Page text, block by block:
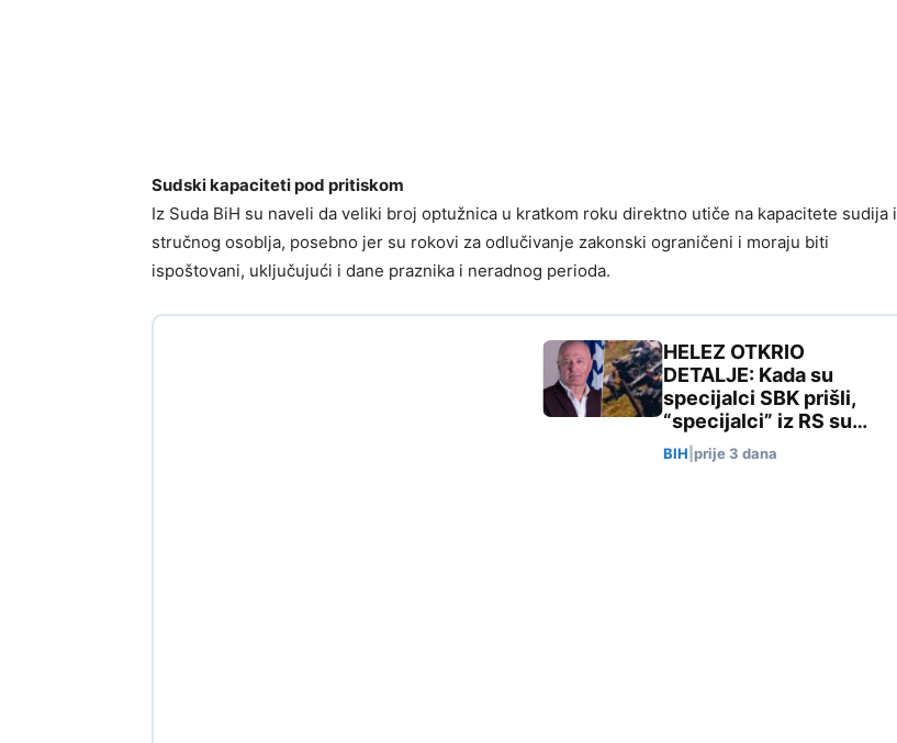
Sudski kapaciteti pod pritiskom
Iz Suda BiH su naveli da veliki broj optužnica u kratkom roku direktno utiče na kapacitete sudija i
stručnog osoblja, posebno jer su rokovi za odlučivanje zakonski ograničeni i moraju biti
ispoštovani, uključujući i dane praznika i neradnog perioda.
HELEZ OTKRIO
DETALJE: Kada su
specijalci SBK prišli,
“specijalci” iz RS su…
BIH prije 3 dana